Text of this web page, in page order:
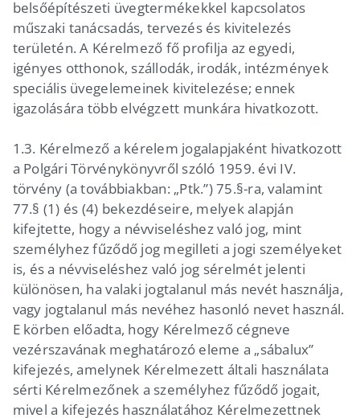
belsőépítészeti üvegtermékekkel kapcsolatos
műszaki tanácsadás, tervezés és kivitelezés
területén. A Kérelmező fő profilja az egyedi,
igényes otthonok, szállodák, irodák, intézmények
speciális üvegelemeinek kivitelezése; ennek
igazolására több elvégzett munkára hivatkozott.
1.3. Kérelmező a kérelem jogalapjaként hivatkozott
a Polgári Törvénykönyvről szóló 1959. évi IV.
törvény (a továbbiakban: „Ptk.”) 75.§-ra, valamint
77.§ (1) és (4) bekezdéseire, melyek alapján
kifejtette, hogy a névviseléshez való jog, mint
személyhez fűződő jog megilleti a jogi személyeket
is, és a névviseléshez való jog sérelmét jelenti
különösen, ha valaki jogtalanul más nevét használja,
vagy jogtalanul más nevéhez hasonló nevet használ.
E körben előadta, hogy Kérelmező cégneve
vezérszavának meghatározó eleme a „sábalux”
kifejezés, amelynek Kérelmezett általi használata
sérti Kérelmezőnek a személyhez fűződő jogait,
mivel a kifejezés használatához Kérelmezettnek